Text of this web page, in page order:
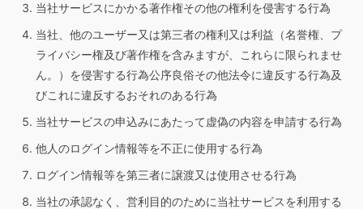
当社サービスにかかる著作権その他の権利を侵害する行為
当社、他のユーザー又は第三者の権利又は利益（名誉権、プ
ライバシー権及び著作権を含みますが、これらに限られませ
ん。）を侵害する行為公序良俗その他法令に違反する行為及
びこれに違反するおそれのある行為
当社サービスの申込みにあたって虚偽の内容を申請する行為
他人のログイン情報等を不正に使用する行為
ログイン情報等を第三者に譲渡又は使用させる行為
当社の承認なく、営利目的のために当社サービスを利用する